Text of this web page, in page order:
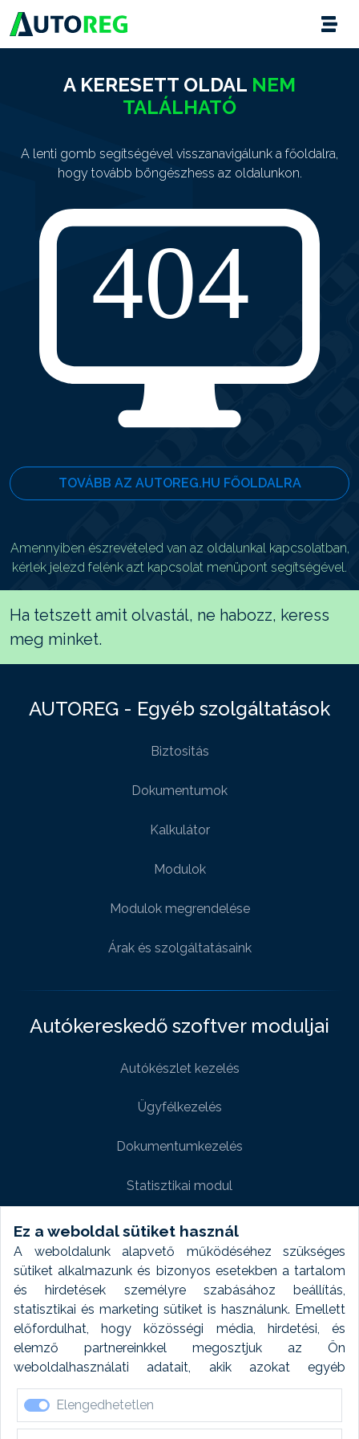
Ez a weboldal sütiket használ
A weboldalunk alapvető működéséhez szükséges
sütiket alkalmazunk és bizonyos esetekben a tartalom
és hirdetések személyre szabásához beállítás,
statisztikai és marketing sütiket is használunk. Emellett
előfordulhat, hogy közösségi média, hirdetési, és
elemző partnereinkkel megosztjuk az Ön
weboldalhasználati adatait, akik azokat egyéb
forrásokból gyűjtött adatokkal kombinálhatják. A sütik
elfogadásával kapcsolatosan naplózást végzünk és
ezen adatokat 6 hónap után automatikusan töröljük. A
Elengedhetetlen
A KERESETT OLDAL NEM
TALÁLHATÓ
A lenti gomb segítségével visszanavigálunk a főoldalra,
hogy tovább böngészhess az oldalunkon.
TOVÁBB AZ AUTOREG.HU FŐOLDALRA
Amennyiben észrevételed van az oldalunkal kapcsolatban,
kérlek jelezd felénk azt kapcsolat menüpont segítségével.
Ha tetszett amit olvastál, ne habozz, keress
meg minket.
AUTOREG - Egyéb szolgáltatások
Biztositás
Dokumentumok
Kalkulátor
Modulok
Modulok megrendelése
Árak és szolgáltatásaink
Autókereskedő szoftver moduljai
Autókészlet kezelés
Ügyfélkezelés
Dokumentumkezelés
Statisztikai modul
Weboldal modul
Fényképtár extra modul
Autómosó modul
Feladatütemezés